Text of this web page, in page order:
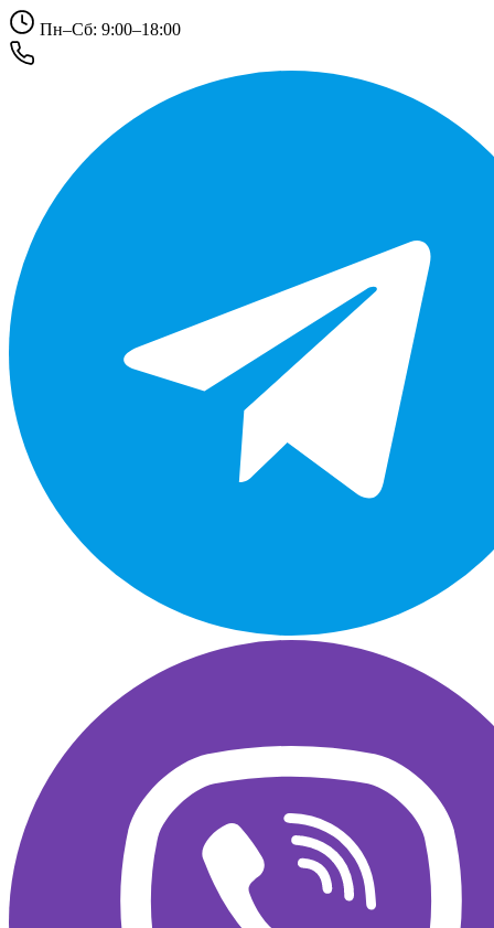
Пн–Сб: 9:00–18:00